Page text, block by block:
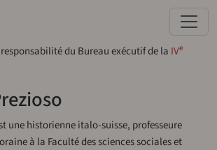
du Bureau exécutif de la IVe
une historienne italo-suisse, professeure
à la Faculté des sciences sociales et